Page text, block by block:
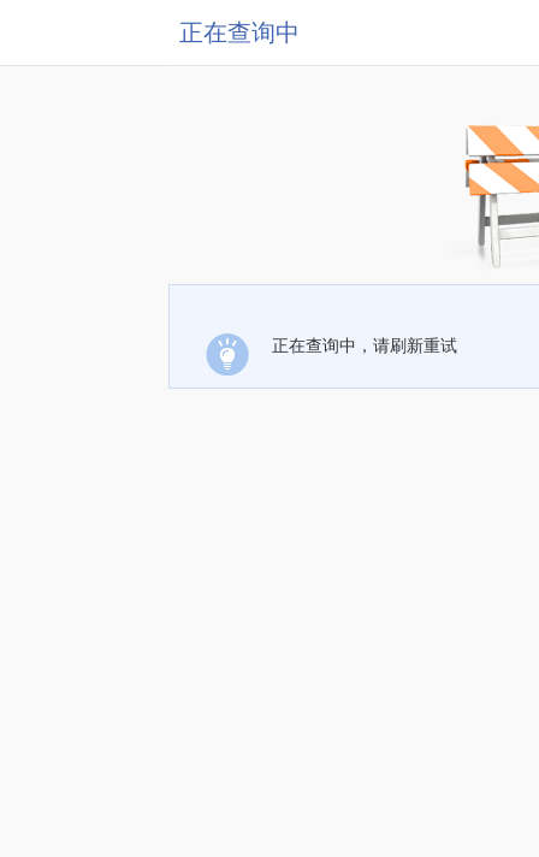
正在查询中
正在查询中，请刷新重试